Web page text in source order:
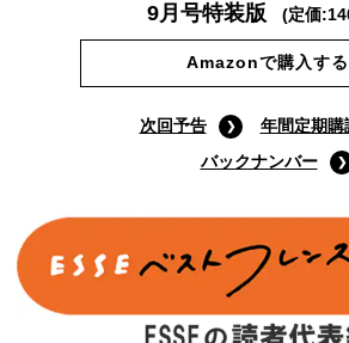
9月号特装版 (定価
Amazonで購入する
次回予告
年間定期購
バックナンバー